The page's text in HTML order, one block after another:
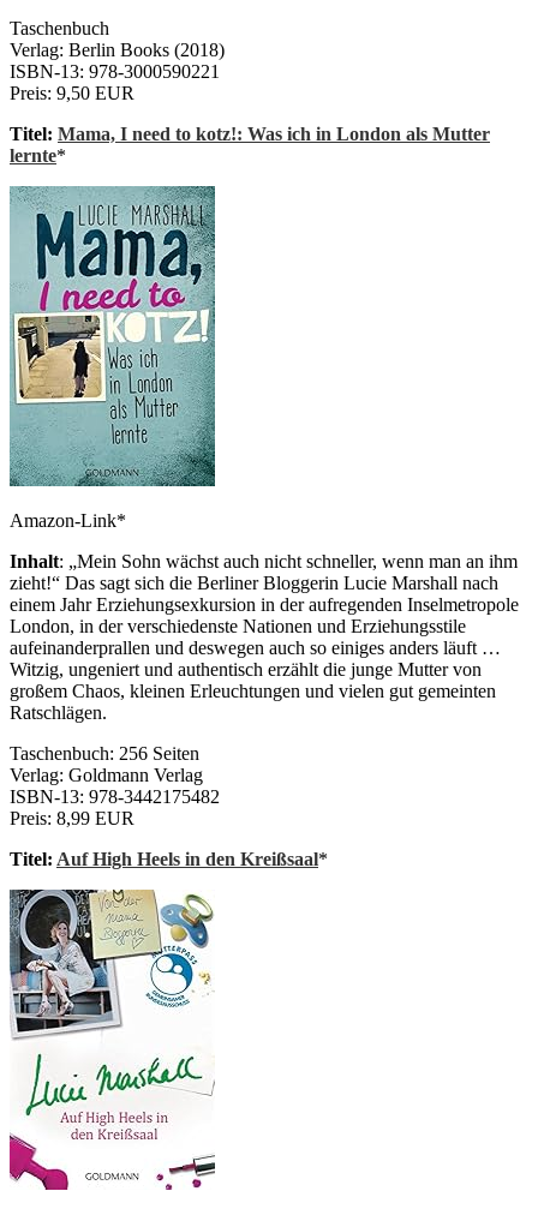
Taschenbuch
Verlag: Berlin Books (2018)
ISBN-13: 978-3000590221
Preis: 9,50 EUR
Titel: Mama, I need to kotz!: Was ich in London als Mutter
lernte*
Amazon-Link*
Inhalt: „Mein Sohn wächst auch nicht schneller, wenn man an ihm
zieht!“ Das sagt sich die Berliner Bloggerin Lucie Marshall nach
einem Jahr Erziehungsexkursion in der aufregenden Inselmetropole
London, in der verschiedenste Nationen und Erziehungsstile
aufeinanderprallen und deswegen auch so einiges anders läuft …
Witzig, ungeniert und authentisch erzählt die junge Mutter von
großem Chaos, kleinen Erleuchtungen und vielen gut gemeinten
Ratschlägen.
Taschenbuch: 256 Seiten
Verlag: Goldmann Verlag
ISBN-13: 978-3442175482
Preis: 8,99 EUR
Titel: Auf High Heels in den Kreißsaal*